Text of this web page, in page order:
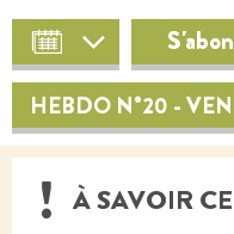
HEBDO N°20 -
À SAVOIR